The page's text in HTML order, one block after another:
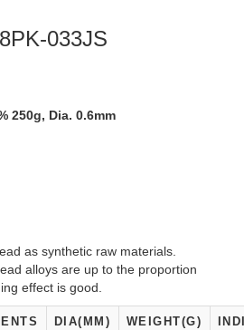
033JS
250g, Dia. 0.6mm
as synthetic raw materials.
alloys are up to the proportion
effect is good.
DIA(MM) WEIGHT(G)